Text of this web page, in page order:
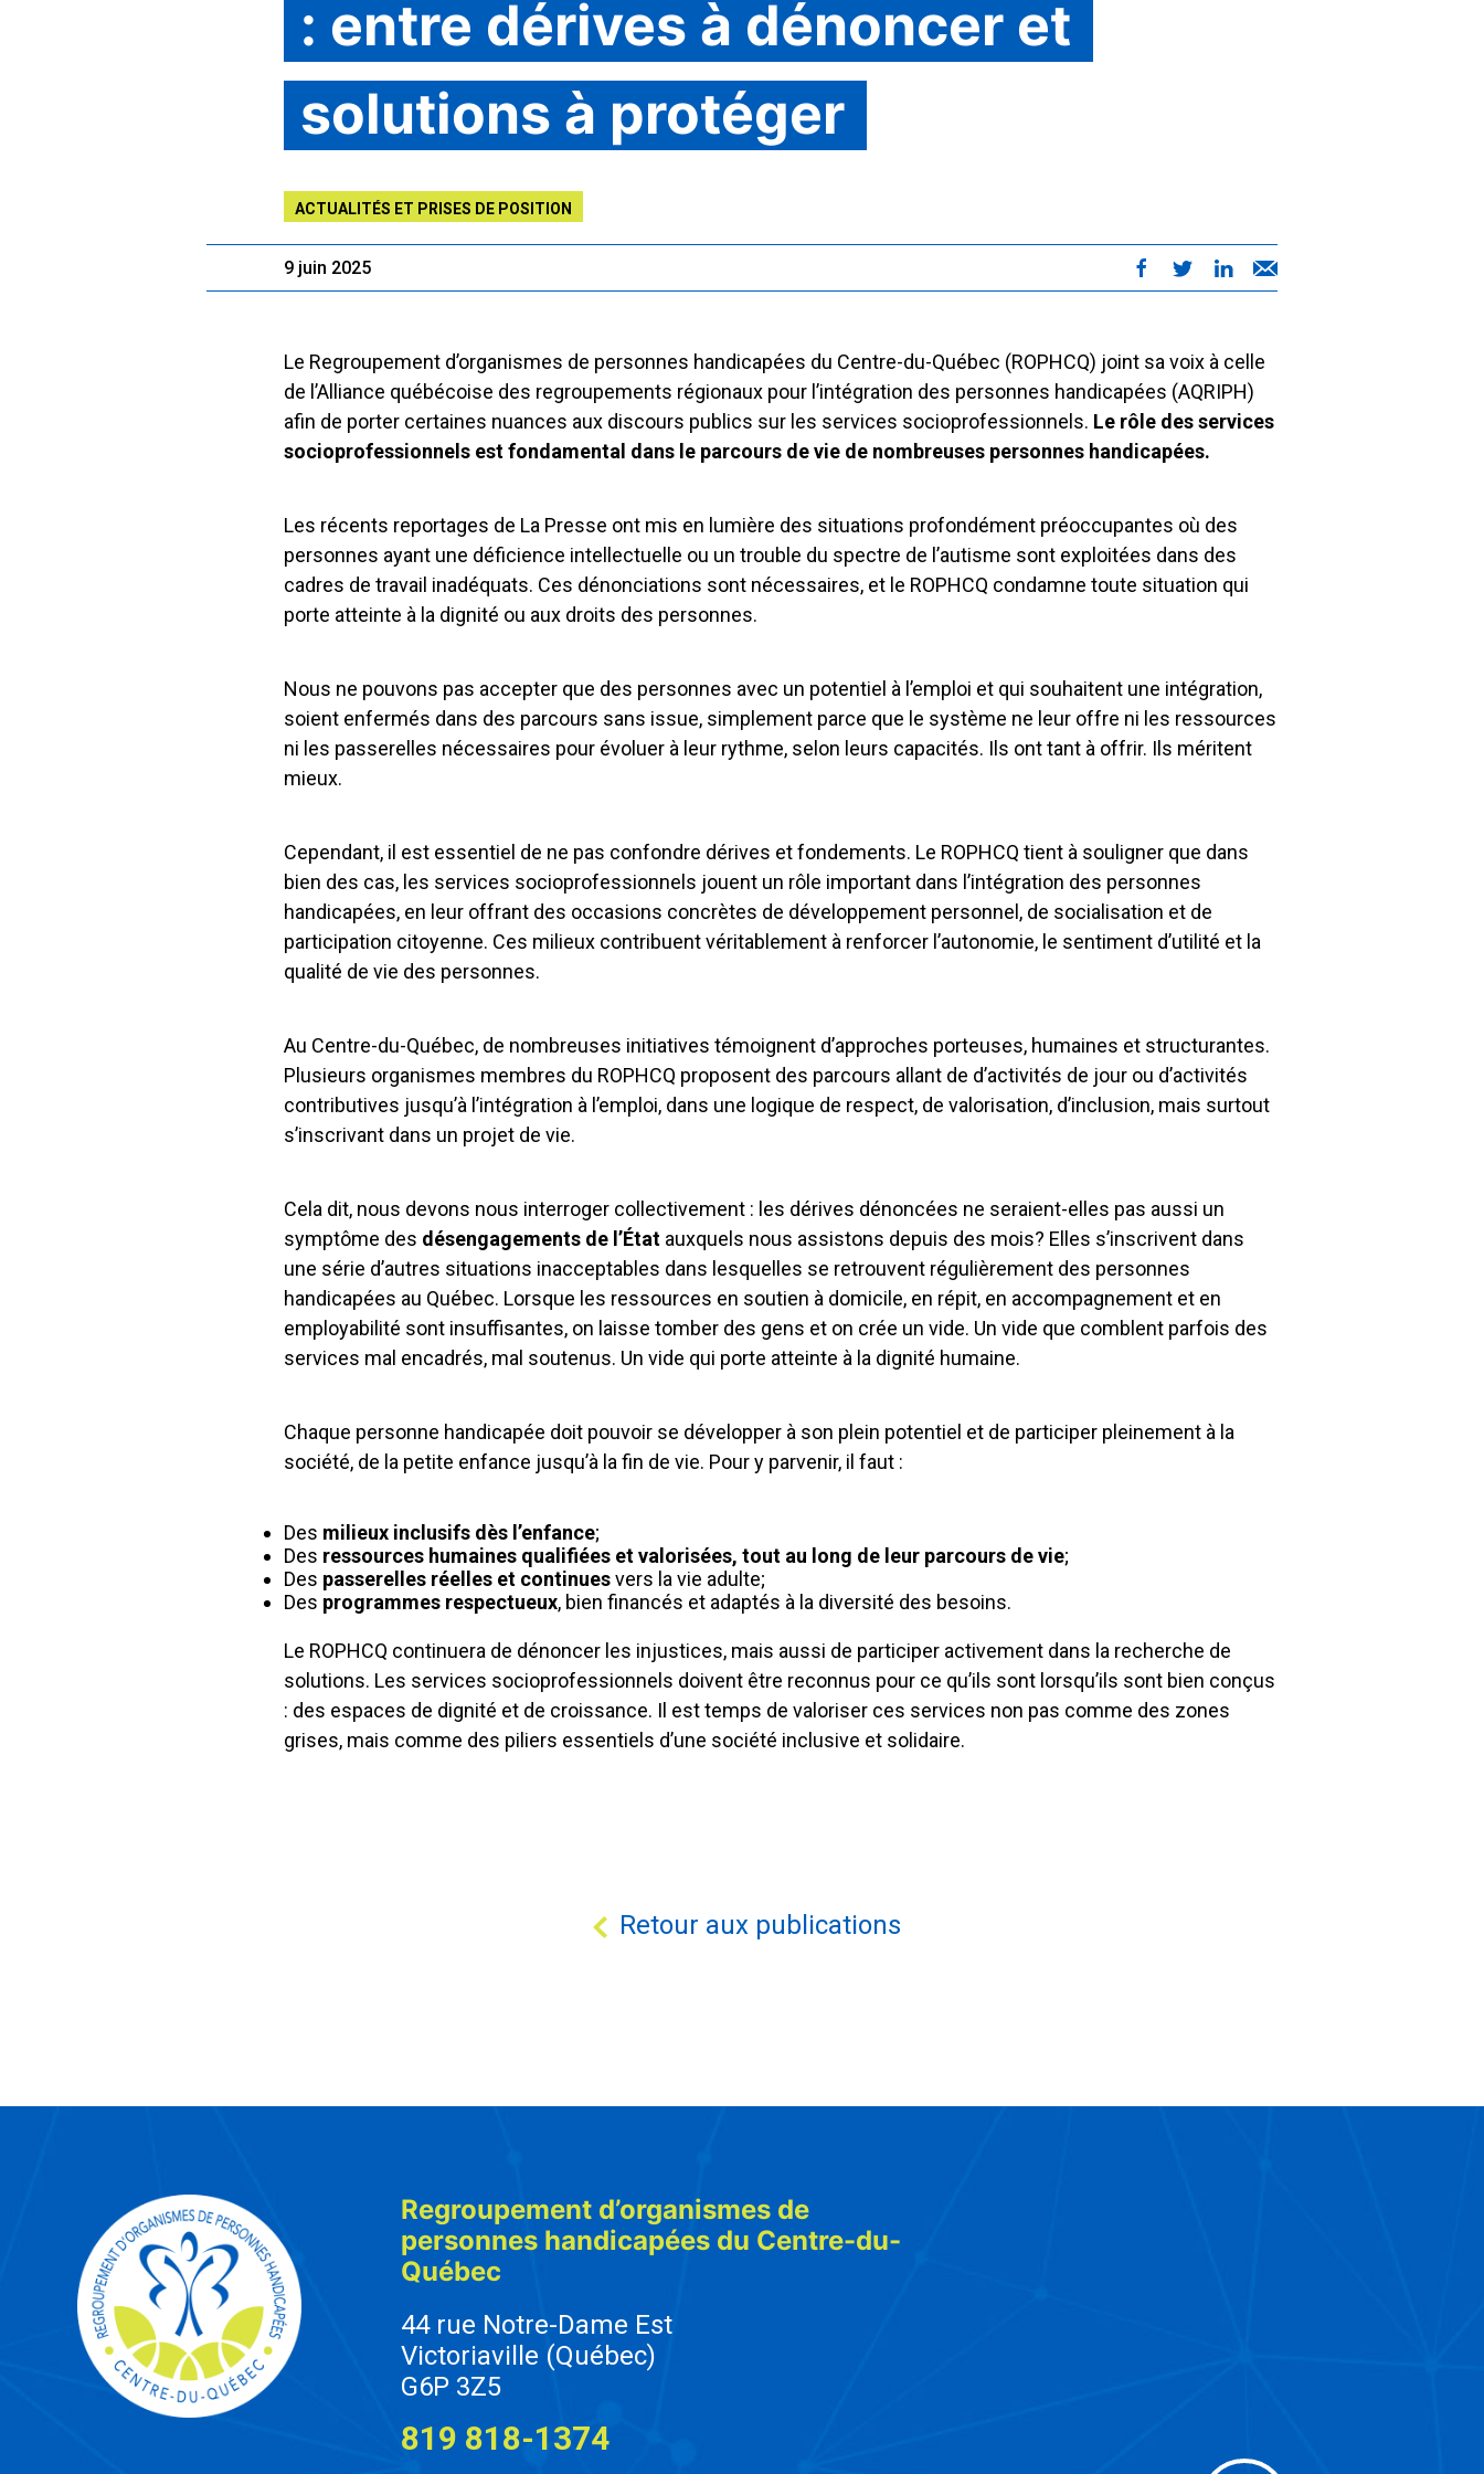
: entre dérives à dénoncer et
solutions à protéger
ACTUALITÉS ET PRISES DE POSITION
9 juin 2025
Le Regroupement d’organismes de personnes handicapées du Centre-du-Québec (ROPHCQ) joint sa voix à celle
de l’Alliance québécoise des regroupements régionaux pour l’intégration des personnes handicapées (AQRIPH)
afin de porter certaines nuances aux discours publics sur les services socioprofessionnels. Le rôle des services
socioprofessionnels est fondamental dans le parcours de vie de nombreuses personnes handicapées.
Les récents reportages de La Presse ont mis en lumière des situations profondément préoccupantes où des
personnes ayant une déficience intellectuelle ou un trouble du spectre de l’autisme sont exploitées dans des
cadres de travail inadéquats. Ces dénonciations sont nécessaires, et le ROPHCQ condamne toute situation qui
porte atteinte à la dignité ou aux droits des personnes.
Nous ne pouvons pas accepter que des personnes avec un potentiel à l’emploi et qui souhaitent une intégration,
soient enfermés dans des parcours sans issue, simplement parce que le système ne leur offre ni les ressources
ni les passerelles nécessaires pour évoluer à leur rythme, selon leurs capacités. Ils ont tant à offrir. Ils méritent
mieux.
Cependant, il est essentiel de ne pas confondre dérives et fondements. Le ROPHCQ tient à souligner que dans
bien des cas, les services socioprofessionnels jouent un rôle important dans l’intégration des personnes
handicapées, en leur offrant des occasions concrètes de développement personnel, de socialisation et de
participation citoyenne. Ces milieux contribuent véritablement à renforcer l’autonomie, le sentiment d’utilité et la
qualité de vie des personnes.
Au Centre-du-Québec, de nombreuses initiatives témoignent d’approches porteuses, humaines et structurantes.
Plusieurs organismes membres du ROPHCQ proposent des parcours allant de d’activités de jour ou d’activités
contributives jusqu’à l’intégration à l’emploi, dans une logique de respect, de valorisation, d’inclusion, mais surtout
s’inscrivant dans un projet de vie.
Cela dit, nous devons nous interroger collectivement : les dérives dénoncées ne seraient-elles pas aussi un
symptôme des désengagements de l’État auxquels nous assistons depuis des mois? Elles s’inscrivent dans
une série d’autres situations inacceptables dans lesquelles se retrouvent régulièrement des personnes
handicapées au Québec. Lorsque les ressources en soutien à domicile, en répit, en accompagnement et en
employabilité sont insuffisantes, on laisse tomber des gens et on crée un vide. Un vide que comblent parfois des
services mal encadrés, mal soutenus. Un vide qui porte atteinte à la dignité humaine.
Chaque personne handicapée doit pouvoir se développer à son plein potentiel et de participer pleinement à la
société, de la petite enfance jusqu’à la fin de vie. Pour y parvenir, il faut :
Des milieux inclusifs dès l’enfance;
Des ressources humaines qualifiées et valorisées, tout au long de leur parcours de vie;
Des passerelles réelles et continuesvers la vie adulte;
Des programmes respectueux, bien financés et adaptés à la diversité des besoins.
Le ROPHCQ continuera de dénoncer les injustices, mais aussi de participer activement dans la recherche de
solutions. Les services socioprofessionnels doivent être reconnus pour ce qu’ils sont lorsqu’ils sont bien conçus
: des espaces de dignité et de croissance. Il est temps de valoriser ces services non pas comme des zones
grises, mais comme des piliers essentiels d’une société inclusive et solidaire.
Retour aux publications
Regroupement d’organismes de
personnes handicapées du Centre-du-
Québec
44 rue Notre-Dame Est
Victoriaville (Québec)
G6P 3Z5
819 818-1374